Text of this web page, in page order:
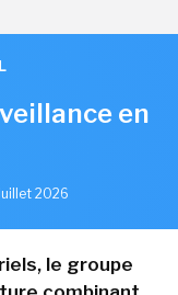
en
2026
le groupe